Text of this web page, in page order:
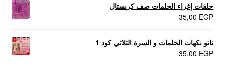
حلقات إغراء الحلمات صف كريستال
35,00 EGP
تاتو نكهات الحلمات و السرة الثلاثي كود 1
35,00 EGP